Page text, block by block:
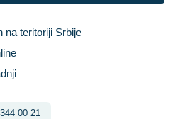
na teritoriji Srbije
00 21